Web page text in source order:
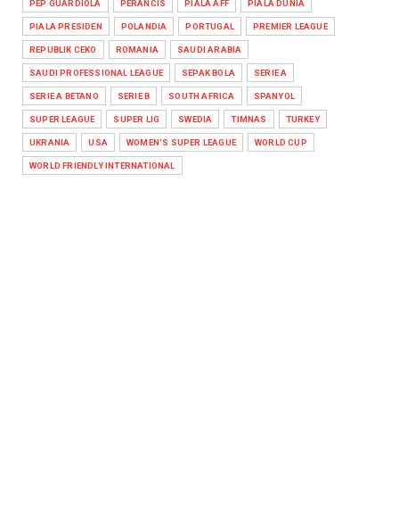
PEP GUARDIOLA PERANCIS PIALA AFF PIALA DUNIA
PIALA PRESIDEN POLANDIA PORTUGAL PREMIER LEAGUE
REPUBLIK CEKO ROMANIA SAUDI ARABIA
SAUDI PROFESSIONAL LEAGUE SEPAK BOLA SERIE A
SERIE A BETANO SERIE B SOUTH AFRICA SPANYOL
SUPER LEAGUE SUPER LIG SWEDIA TIMNAS TURKEY
UKRANIA USA WOMEN'S SUPER LEAGUE WORLD CUP
WORLD FRIENDLY INTERNATIONAL